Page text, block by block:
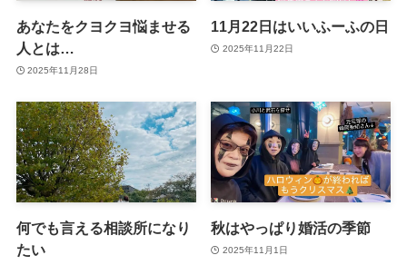
あなたをクヨクヨ悩ませる
人とは…
2025年11月28日
11月22日はいいふーふの日
2025年11月22日
何でも言える相談所になり
たい
秋はやっぱり婚活の季節
2025年11月1日